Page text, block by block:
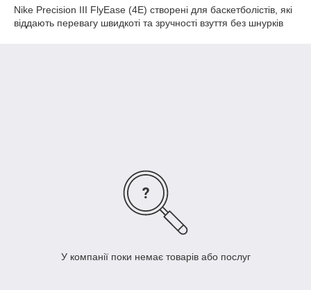
Nike Precision III FlyEase (4E) створені для баскетболістів, які
віддають перевагу швидкоті та зручності взуття без шнурків
У компанії поки немає товарів або послуг